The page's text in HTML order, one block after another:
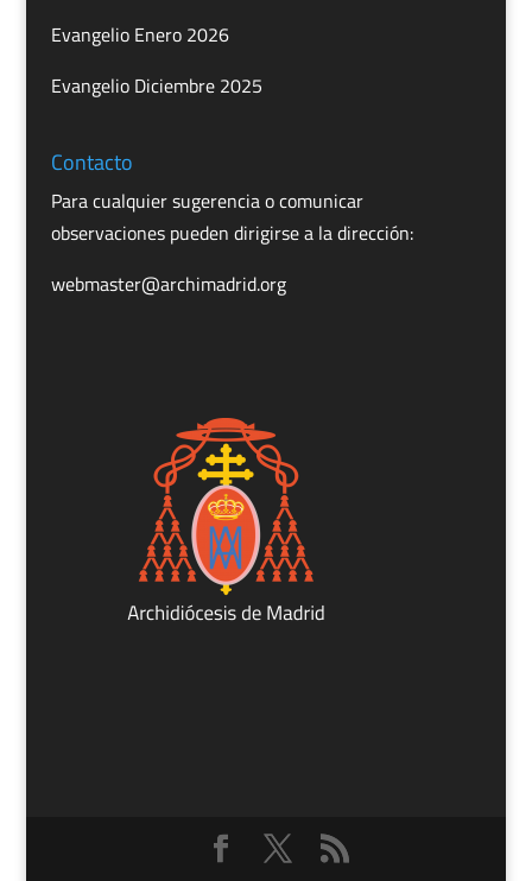
Evangelio Enero 2026
Evangelio Diciembre 2025
Contacto
Para cualquier sugerencia o comunicar
observaciones pueden dirigirse a la dirección:
webmaster@archimadrid.org